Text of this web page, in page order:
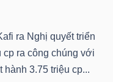
ra Nghị quyết triển
ra công chúng với
hành 3.75 triệu cp...